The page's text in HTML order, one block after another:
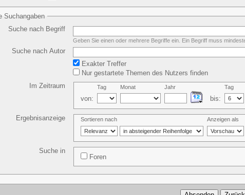
Suchangaben
Suche nach Begriff
Geben Sie einen oder mehrere Begriffe ein. Ein Begriff muss
Suche nach Autor
Exakter Treffer
Nur gestartete Themen des Nutzers finden
Im Zeitraum
von:
Tag Monat Jahr
bis:
Tag
Ergebnisanzeige Sortieren nach Anzeigen als
Suche in
Foren